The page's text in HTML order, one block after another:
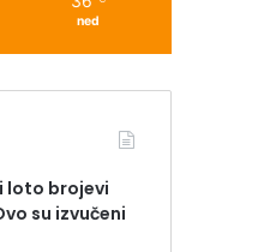
ned
loto brojevi
su izvučeni